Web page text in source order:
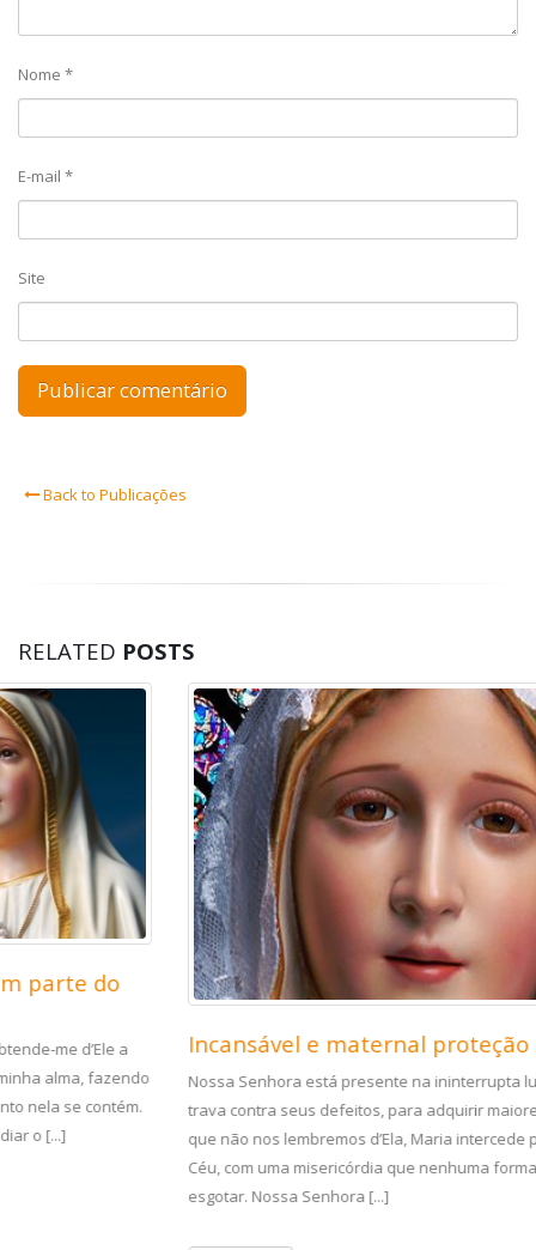
Nome *
E-mail *
Site
Back to Publicações
RELATED POSTS
Incansável e maternal proteção
Nossa Senhora está presente na ininterrupta luta que cada homem
trava contra seus defeitos, para adquirir maiores virtudes. E ainda
que não nos lembremos d’Ela, Maria intercede por nós no alto do
Céu, com uma misericórdia que nenhuma forma de pecado pode
esgotar. Nossa Senhora [...]